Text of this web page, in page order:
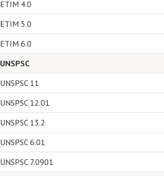
ETIM 4.0
ETIM 5.0
ETIM 6.0
UNSPSC
UNSPSC 11
UNSPSC 12.01
UNSPSC 13.2
UNSPSC 6.01
UNSPSC 7.0901